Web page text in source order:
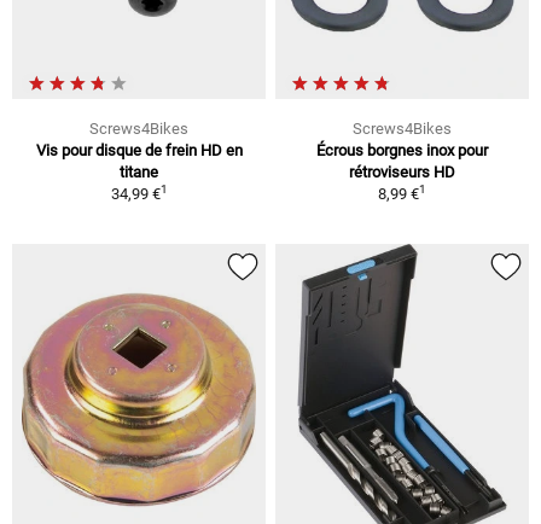
Screws4Bikes
Vis pour disque de frein HD en
titane
34,99 €1
Screws4Bikes
Écrous borgnes inox pour
rétroviseurs HD
8,99 €1